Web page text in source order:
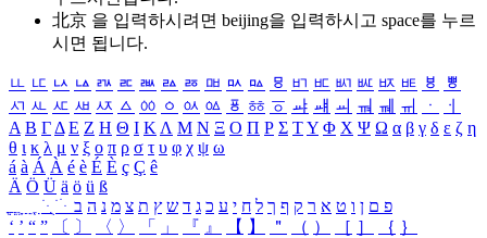
北京 을 입력하시려면 beijing을 입력하시고 space를 누르
시면 됩니다.
ㅥ ㅦ ㅧ ㅨ ㅩ ㅪ ㅫ ㅬ ㅭ ㅮ ㅯ ㅰ ㅱ ㅲ ㅳ ㅴ ㅵ ㅶ ㅷ ㅸ
ㅹ
ㅺ ㅻ ㅼ ㅽ ㅾ ㅿ ㆀ ㆁ ㆂ ㆃ ㆄ ㆅ ㆆ ㆇ ㆈ ㆉ ㆊ ㆋ ㆌ ㆍ
ㆎ
Α Β ΓΔ Ε Ζ Η Θ Ι ΚΛ Μ Ν Ξ Ο Π Ρ Σ ΤΥ Φ Χ Ψ Ω α β γ δ ε ζ η
θ ι κ λ μ ν ξ ο π ρ σ τ υ φ χ ψ ω
á à Á À é è É È ç Ç ê
Ä Ö Ü ä ö ü ß
ִֶֹ ֻּ ׁׂ פ ם ן ו ט א ר ק ף ך ל ח י ע כ ג ד ש ץ ת צ מ נ ה ב
‘ ’ “ ” 〔 〕 〈 〉 「 」 『 』 【 】 ＂ （ ） ［ ］ ｛ ｝